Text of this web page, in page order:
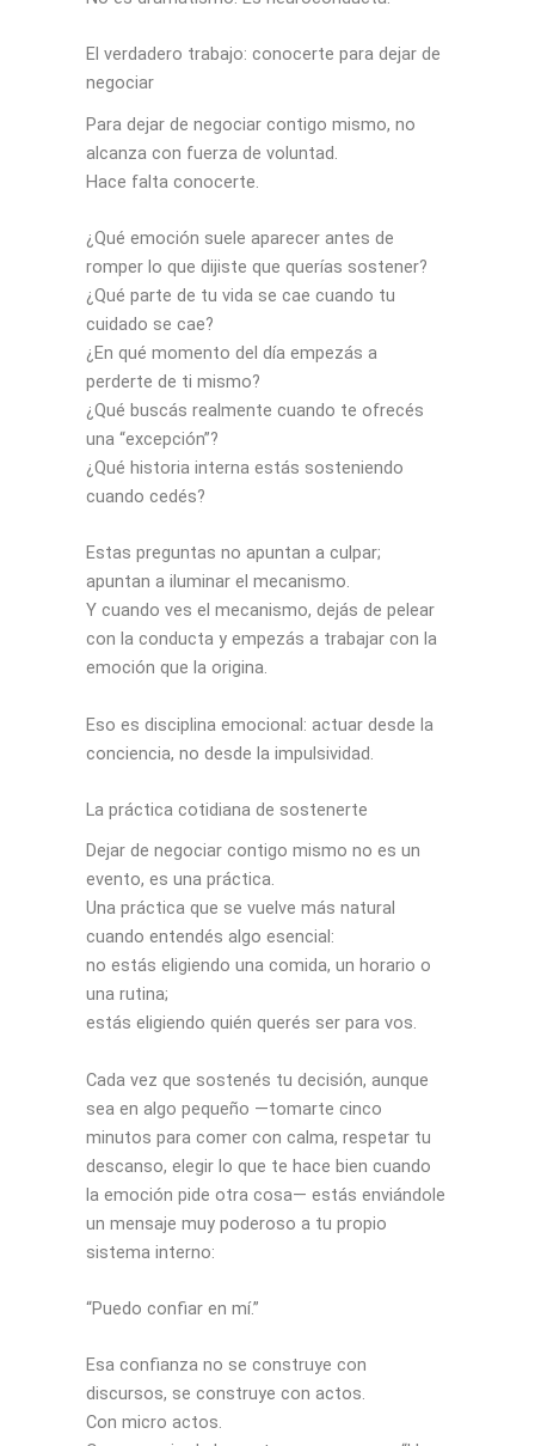
El verdadero trabajo: conocerte para dejar de
negociar
Para dejar de negociar contigo mismo, no
alcanza con fuerza de voluntad.
Hace falta conocerte.
¿Qué emoción suele aparecer antes de
romper lo que dijiste que querías sostener?
¿Qué parte de tu vida se cae cuando tu
cuidado se cae?
¿En qué momento del día empezás a
perderte de ti mismo?
¿Qué buscás realmente cuando te ofrecés
una “excepción”?
¿Qué historia interna estás sosteniendo
cuando cedés?
Estas preguntas no apuntan a culpar;
apuntan a iluminar el mecanismo.
Y cuando ves el mecanismo, dejás de pelear
con la conducta y empezás a trabajar con la
emoción que la origina.
Eso es disciplina emocional: actuar desde la
conciencia, no desde la impulsividad.
La práctica cotidiana de sostenerte
Dejar de negociar contigo mismo no es un
evento, es una práctica.
Una práctica que se vuelve más natural
cuando entendés algo esencial:
no estás eligiendo una comida, un horario o
una rutina;
estás eligiendo quién querés ser para vos.
Cada vez que sostenés tu decisión, aunque
sea en algo pequeño —tomarte cinco
minutos para comer con calma, respetar tu
descanso, elegir lo que te hace bien cuando
la emoción pide otra cosa— estás enviándole
un mensaje muy poderoso a tu propio
sistema interno:
“Puedo confiar en mí.”
Esa confianza no se construye con
discursos, se construye con actos.
Con micro actos.